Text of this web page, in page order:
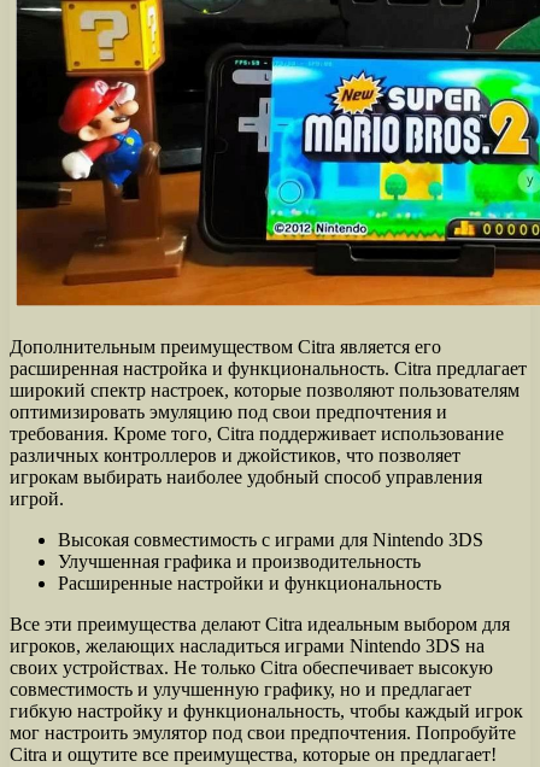
Дополнительным преимуществом Citra является его
расширенная настройка и функциональность. Citra предлагает
широкий спектр настроек, которые позволяют пользователям
оптимизировать эмуляцию под свои предпочтения и
требования. Кроме того, Citra поддерживает использование
различных контроллеров и джойстиков, что позволяет
игрокам выбирать наиболее удобный способ управления
игрой.
Высокая совместимость с играми для Nintendo 3DS
Улучшенная графика и производительность
Расширенные настройки и функциональность
Все эти преимущества делают Citra идеальным выбором для
игроков, желающих насладиться играми Nintendo 3DS на
своих устройствах. Не только Citra обеспечивает высокую
совместимость и улучшенную графику, но и предлагает
гибкую настройку и функциональность, чтобы каждый игрок
мог настроить эмулятор под свои предпочтения. Попробуйте
Citra и ощутите все преимущества, которые он предлагает!